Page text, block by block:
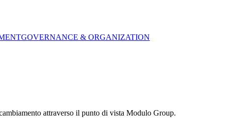
GOVERNANCE & ORGANIZATION
attraverso il punto di vista Modulo Group.